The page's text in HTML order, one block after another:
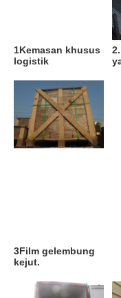
1Kemasan khusus
logistik
3Film gelembung
kejut.